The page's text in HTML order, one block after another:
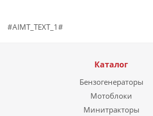
#AIMT_TEXT_1#
Каталог
Бензогенераторы
Мотоблоки
Минитракторы